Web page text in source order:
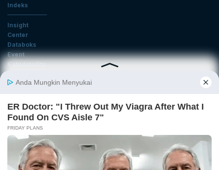
Indeks
Insight
Center
Databoks
Event
KatadataOto
Email
Daftar